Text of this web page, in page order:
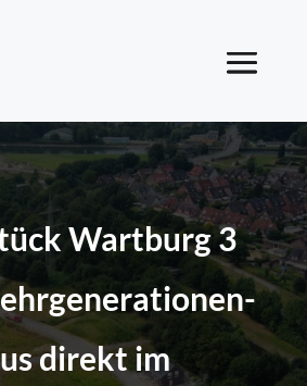
Wartburg 3
direkt im